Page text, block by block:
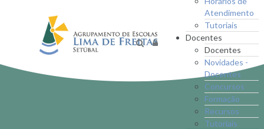
Atendimento
Tutoriais
Docentes
Docentes
Novidades -
Docentes
Concursos
Formação
Recursos
Tutoriais